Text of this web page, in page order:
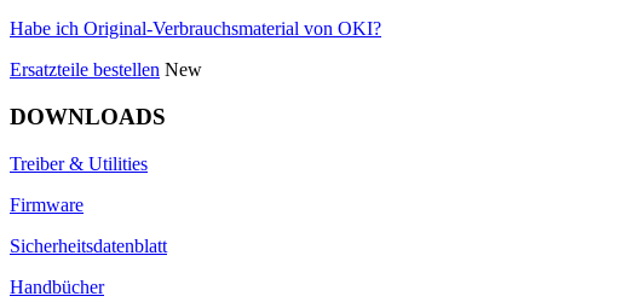
Habe ich Original-Verbrauchsmaterial von OKI?
Ersatzteile bestellen New
DOWNLOADS
Treiber & Utilities
Firmware
Sicherheitsdatenblatt
Handbücher